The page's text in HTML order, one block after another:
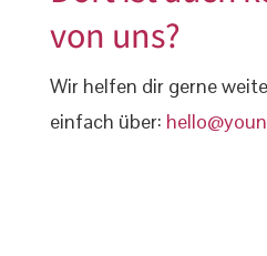
von uns?
Wir helfen dir gerne
einfach über: